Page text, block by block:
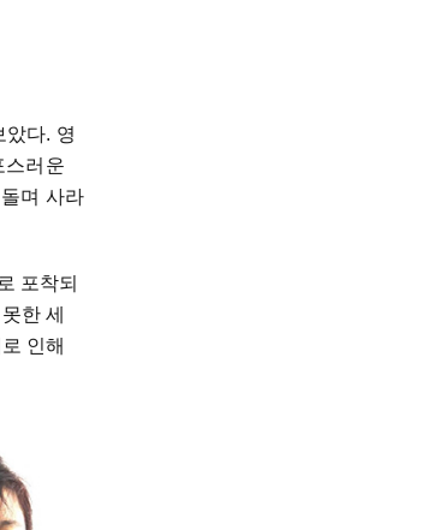
았다. 영
스러운
며 사라
포착되
못한 세
인해